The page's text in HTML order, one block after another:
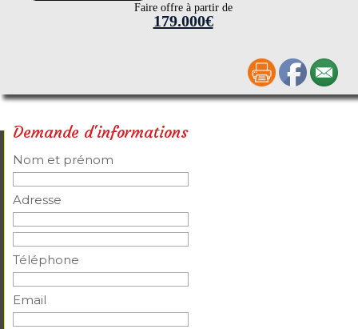
Faire offre à partir de
179.000€
Demande d'informations
Nom et prénom
Adresse
Téléphone
Email